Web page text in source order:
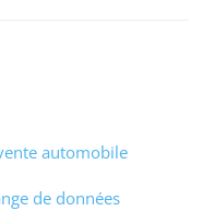
automobile
de données